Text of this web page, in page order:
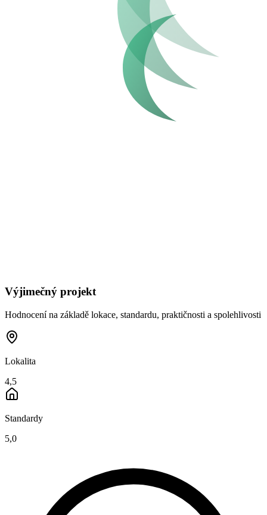
Výjimečný projekt
Hodnocení na základě lokace, standardu, praktičnosti a spolehlivosti
Lokalita
4,5
Standardy
5,0